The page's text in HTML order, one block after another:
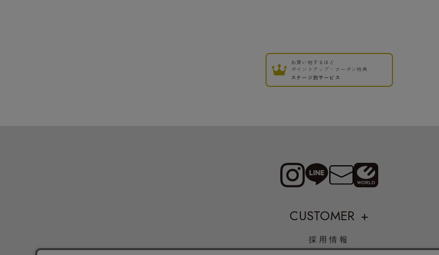
お買い物するほど
ポイントアップ・クーポン特典
ステージ別サービス
CUSTOMER
採用情報